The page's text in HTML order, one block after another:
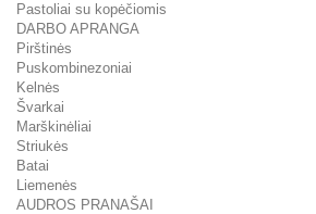
Pastoliai su kopėčiomis
DARBO APRANGA
Pirštinės
Puskombinezoniai
Kelnės
Švarkai
Marškinėliai
Striukės
Batai
Liemenės
AUDROS PRANAŠAI